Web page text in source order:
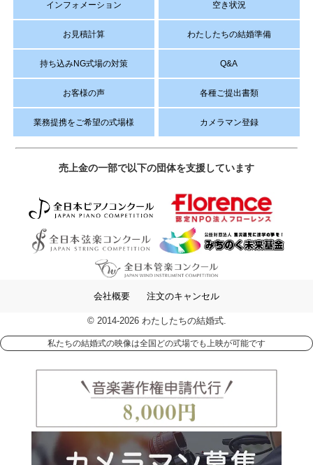
インフォメーション 空き状況
お見積計算 わたしたちの結婚準備
持ち込みNG式場の対策 Q&A
お客様の声 各種ご提出書類
業務提携をご希望の式場様 カメラマン登録
売上金の一部で以下の団体を支援しています
会社概要 注文のキャンセル
© 2014-2026 わたしたちの結婚式.
私たちの結婚式の映像は全国どの式場でも上映が可能です